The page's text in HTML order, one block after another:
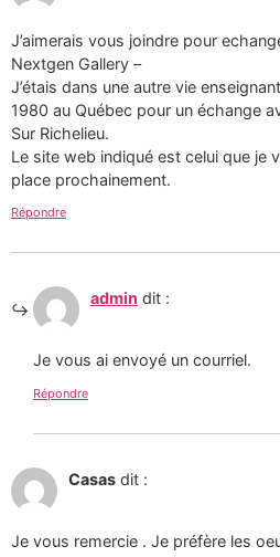
J’aimerais vous joindre pour
Nextgen Gallery –
J’étais dans une autre vie
1980 au Québec pour un échange
Sur Richelieu.
Le site web indiqué est celui que je
place prochainement.
Répondre
admin dit :
Je vous ai envoyé un courriel.
Répondre
Casas dit :
Je vous remercie . Je préfère les